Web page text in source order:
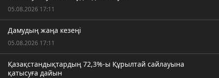
05.08.2026 17:11
Дамудың жаңа кезеңі
05.08.2026 17:11
Қазақстандықтардың 72,3%-ы Құрылтай сайлауына
қатысуға дайын